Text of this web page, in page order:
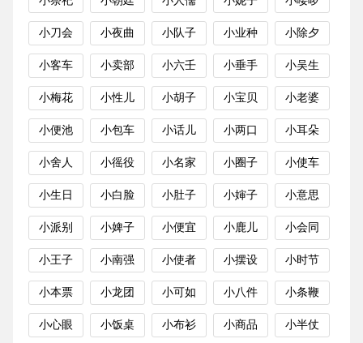
小刀会 小夜曲 小队子 小业种 小除夕
小客车 小卖部 小六壬 小垂手 小吴生
小梅花 小性儿 小胡子 小宝贝 小老婆
小便池 小包车 小话儿 小两口 小耳朵
小舍人 小徭役 小名家 小圈子 小使车
小生日 小白脸 小肚子 小婶子 小意思
小派别 小婢子 小便宜 小鹿儿 小会同
小王子 小南强 小使者 小摆设 小时节
小本票 小龙团 小可如 小八件 小条鞭
小心眼 小饭桌 小布衫 小商品 小半仗